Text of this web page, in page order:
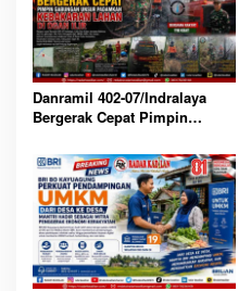
Danramil 402-07/Indralaya
Bergerak Cepat Pimpin
Kebakaran Lahan di Ogan Ilir